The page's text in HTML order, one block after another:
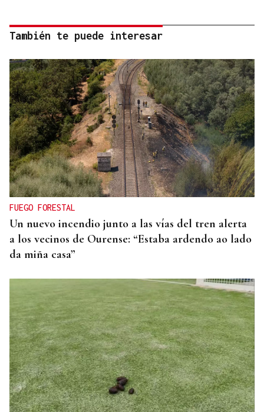
También te puede interesar
FUEGO FORESTAL
Un nuevo incendio junto a las vías del tren alerta
a los vecinos de Ourense: “Estaba ardendo ao lado
da miña casa”